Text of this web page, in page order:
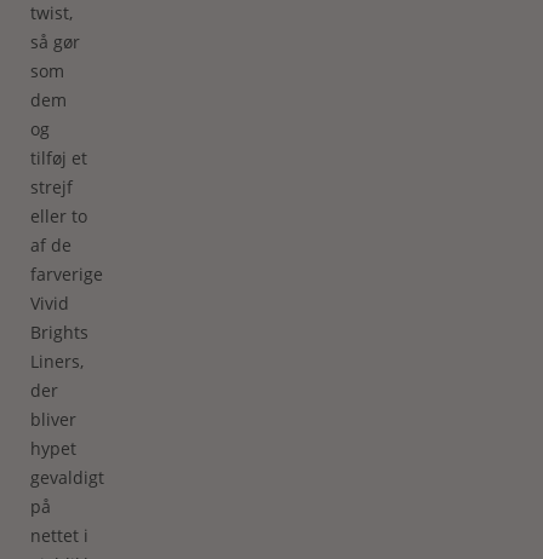
twist,
så gør
som
dem
og
tilføj et
strejf
eller to
af de
farverige
Vivid
Brights
Liners,
der
bliver
hypet
gevaldigt
på
nettet i